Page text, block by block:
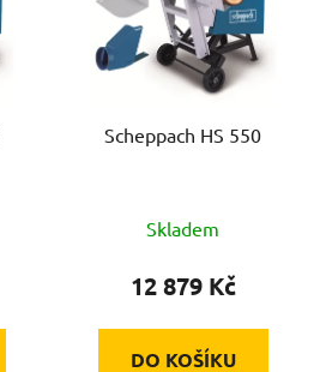
Scheppach HS 550
Skladem
12 879 Kč
DO KOŠÍKU